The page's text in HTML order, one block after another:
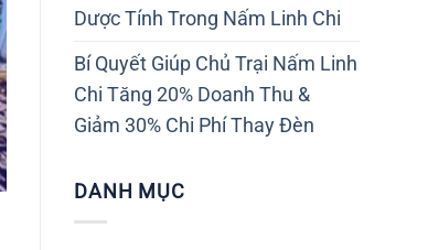
Dược Tính Trong Nấm Linh Chi
Bí Quyết Giúp Chủ Trại Nấm Linh
Chi Tăng 20% Doanh Thu &
Giảm 30% Chi Phí Thay Đèn
DANH MỤC